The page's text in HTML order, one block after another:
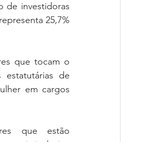
de investidoras
25,7%
que tocam o
de
em cargos
que estão